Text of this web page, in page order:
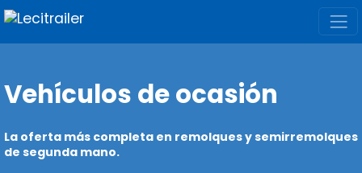
Vehículos de ocasión
La oferta más completa en remolques y semirremolques
de segunda mano.